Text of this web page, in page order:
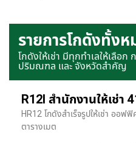
รายการโกดังทั้ง
โกดังให้เช่า มีทุกทำเลให้เลือ
ปริมณฑล และ จังหวัดสำคัญ
R12I สำนักงานให้เช่า
HR12 โกดังสำเร็จรูปให้เช่า ออ
ตารางเมต